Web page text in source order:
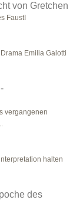
von Gretchen
FaustI
Emilia Galotti
vergangenen
halten
des